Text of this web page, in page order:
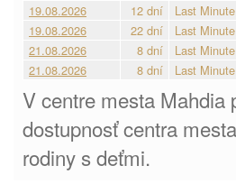
19.08.2026
12 dní Last Minute
19.08.2026
22 dní Last Minute
21.08.2026
8 dní Last Minute
21.08.2026
8 dní Last Minute
V centre mesta Mahdia
dostupnosť centra
rodiny s deťmi.